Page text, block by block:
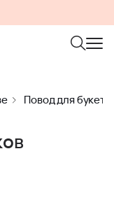
Повод для букета